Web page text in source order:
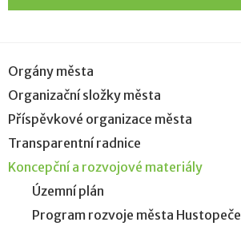
Orgány města
Organizační složky města
Příspěvkové organizace města
Transparentní radnice
Koncepční a rozvojové materiály
Územní plán
Program rozvoje města Hustopeče